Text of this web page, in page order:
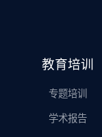
教育培训
专题培训
学术报告